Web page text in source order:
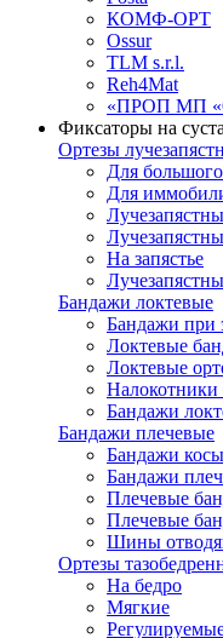
КОМФ-ОРТ
Ossur
TLM s.r.l.
Reh4Mat
«ПРОП МП
Фиксаторы на
Ортезы
Для
Для
На запястье
Бандажи локтевые
Бандажи при
Локтевые
Локтевые
Бандажи
Бандажи плечевые
Бандажи
Бандажи
Плечевые
Плечевые
Шины
Ортезы
На бедро
Мягкие